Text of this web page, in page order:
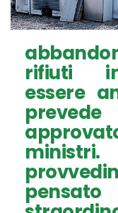
rifiuti
essere